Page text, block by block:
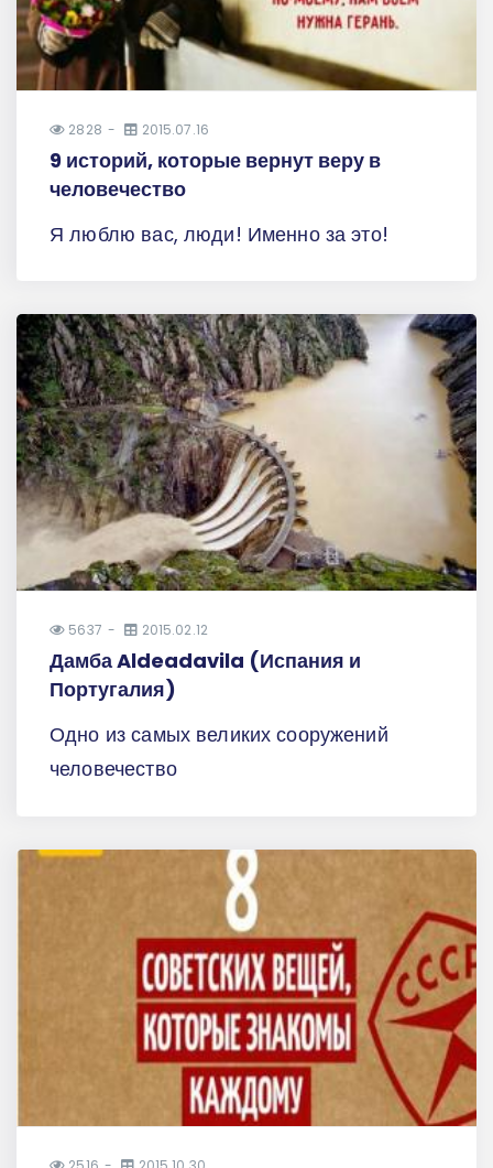
2828 2015.07.16
9 историй, которые вернут веру в
человечество
Я люблю вас, люди! Именно за это!
5637 2015.02.12
Дамба Aldeadavila (Испания и
Португалия)
Одно из самых великих сооружений
человечество